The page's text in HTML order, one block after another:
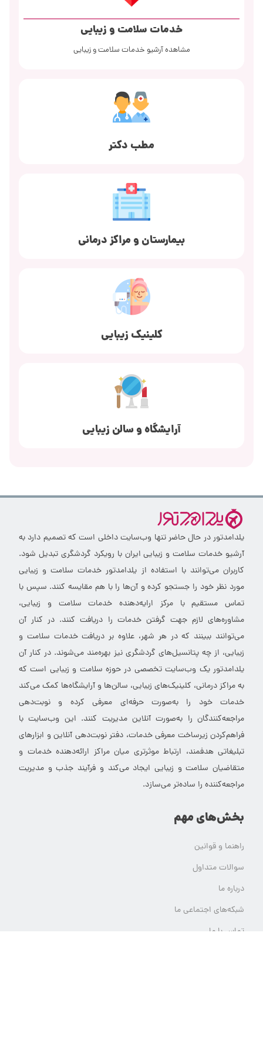
خدمات سلامت و زیبایی
مشاهده آرشیو خدمات سلامت و زیبایی
مطب دکتر
بیمارستان و مراکز درمانی
کلینیک زیبایی
آرایشگاه و سالن زیبایی
یلدامدتور در حال حاضر تنها وب‌سایت داخلی است که تصمیم دارد به
آرشیو خدمات سلامت و زیبایی ایران با رویکرد گردشگری تبدیل شود.
کاربران می‌توانند با استفاده از یلدامدتور خدمات سلامت و زیبایی
مورد نظر خود را جستجو کرده و آن‌ها را با هم مقایسه کنند. سپس با
تماس مستقیم با مرکز ارایه‌دهنده خدمات سلامت و زیبایی،
مشاوره‌های لازم جهت گرفتن خدمات را دریافت کنند. در کنار آن
می‌توانند ببینند که در هر شهر، علاوه بر دریافت خدمات سلامت و
زیبایی، از چه پتانسیل‌های گردشگری نیز بهره‌مند می‌شوند. در کنار آن
یلدامدتور یک وب‌سایت تخصصی در حوزه سلامت و زیبایی است که
به مراکز درمانی، کلینیک‌های زیبایی، سالن‌ها و آرایشگاه‌ها کمک می‌کند
خدمات خود را به‌صورت حرفه‌ای معرفی کرده و نوبت‌دهی
مراجعه‌کنندگان را به‌صورت آنلاین مدیریت کنند. این وب‌سایت با
فراهم‌کردن زیرساخت معرفی خدمات، دفتر نوبت‌دهی آنلاین و ابزارهای
تبلیغاتی هدفمند، ارتباط موثرتری میان مراکز ارائه‌دهنده خدمات و
متقاضیان سلامت و زیبایی ایجاد می‌کند و فرآیند جذب و مدیریت
مراجعه‌کننده را ساده‌تر می‌سازد.
بخش‌های مهم
راهنما و قوانین
سوالات متداول
درباره ما
شبکه‌های اجتماعی ما
تماس با ما